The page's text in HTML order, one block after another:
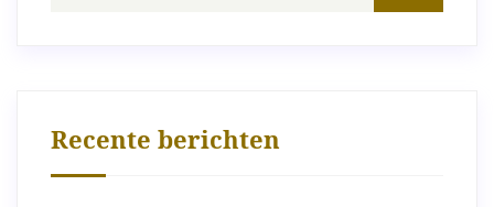
Recente berichten